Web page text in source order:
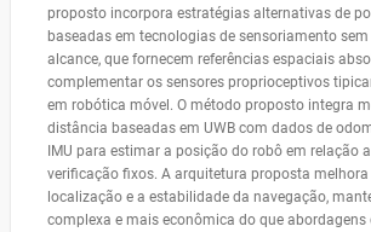
proposto incorpora estratégias alternativas de
baseadas em tecnologias de sensoriamento
alcance, que fornecem referências espaciais
complementar os sensores proprioceptivos
em robótica móvel. O método proposto integra
distância baseadas em UWB com dados de
IMU para estimar a posição do robô em relação
verificação fixos. A arquitetura proposta
localização e a estabilidade da navegação,
complexa e mais econômica do que abordagens